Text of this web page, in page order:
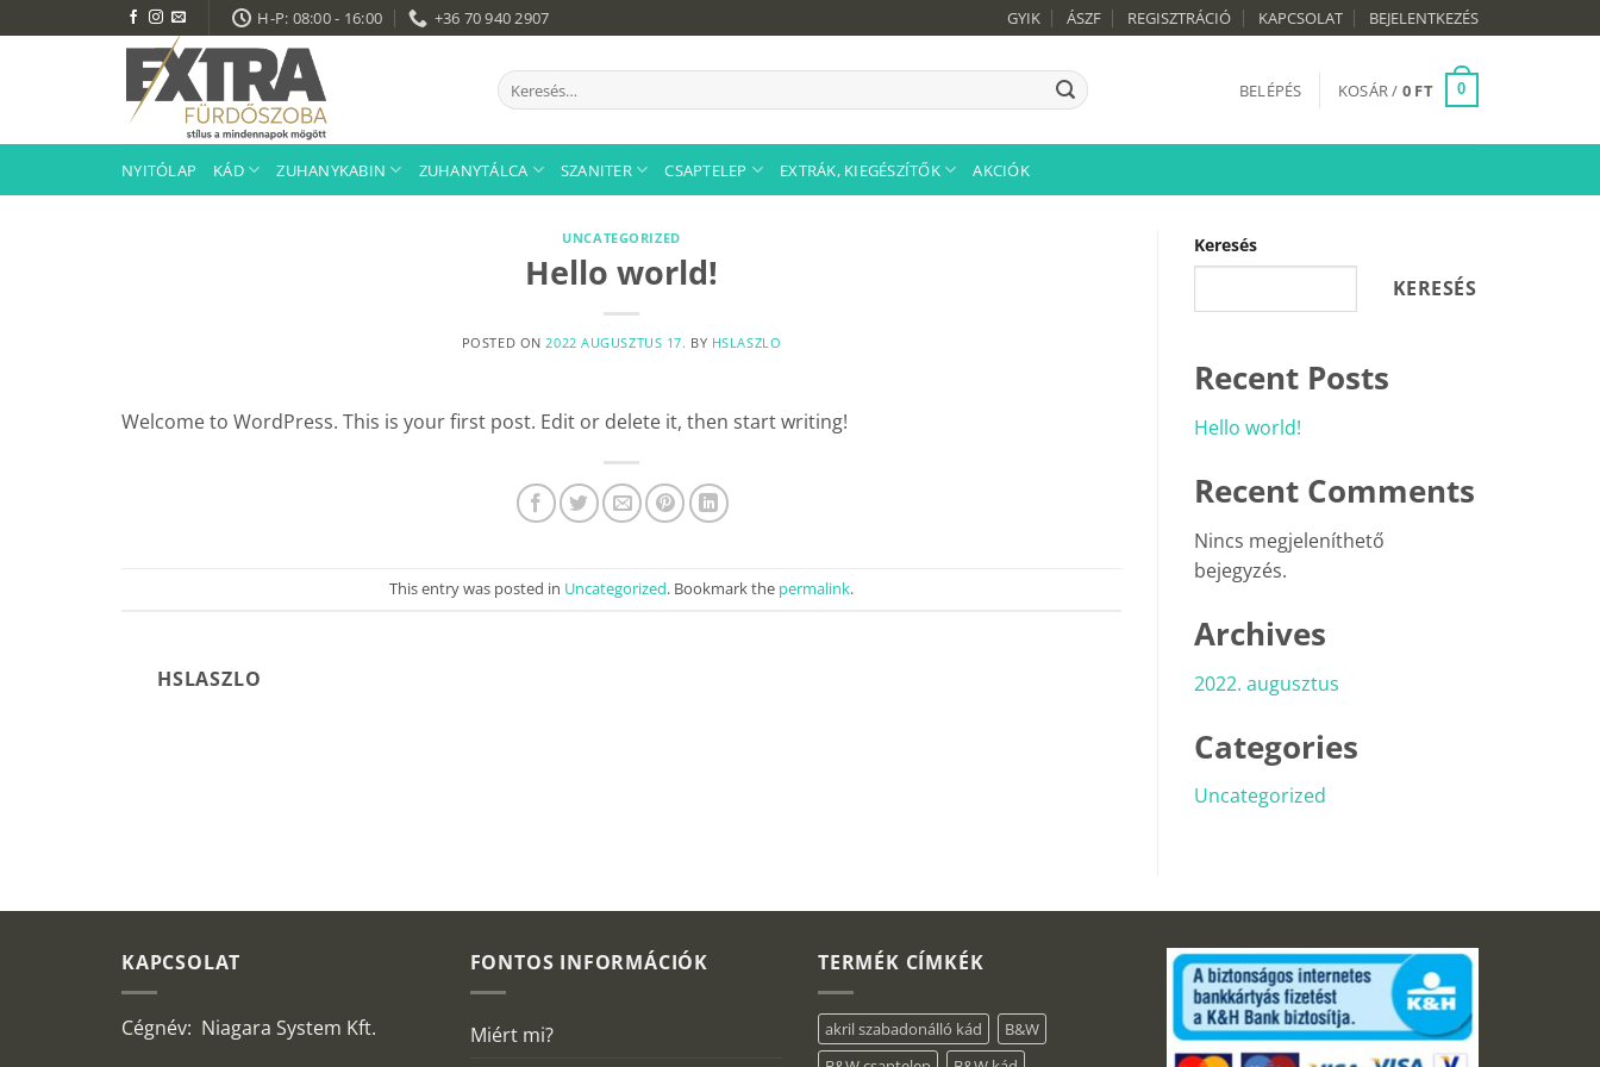
to
H-P: 08:00 - 16:00 +36 70 940 2907 GYIK ÁSZF REGISZTRÁCIÓ KAPCSOLAT BEJELENTKEZÉS
Keresés
a
BELÉPÉS KOSÁR / 0 FT 0
NYITÓLAP KÁD ZUHANYKABIN ZUHANYTÁLCA SZANITER CSAPTELEP EXTRÁK, KIEGÉSZÍTŐK AKCIÓK
UNCATEGORIZED
Hello world!
POSTED ON 2022 AUGUSZTUS 17. BY HSLASZLO
Welcome to WordPress. This is your first post. Edit or delete it, then start writing!
This entry was posted in Uncategorized. Bookmark the permalink.
HSLASZLO
Keresés
KERESÉS
Recent Posts
Hello world!
Recent Comments
Nincs megjeleníthető
bejegyzés.
Archives
2022. augusztus
Categories
Uncategorized
KAPCSOLAT
Cégnév: Niagara System Kft.
FONTOS INFORMÁCIÓK
Miért mi?
TERMÉK CÍMKÉK
akril szabadonálló kád
B&W